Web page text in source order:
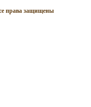
права защищены